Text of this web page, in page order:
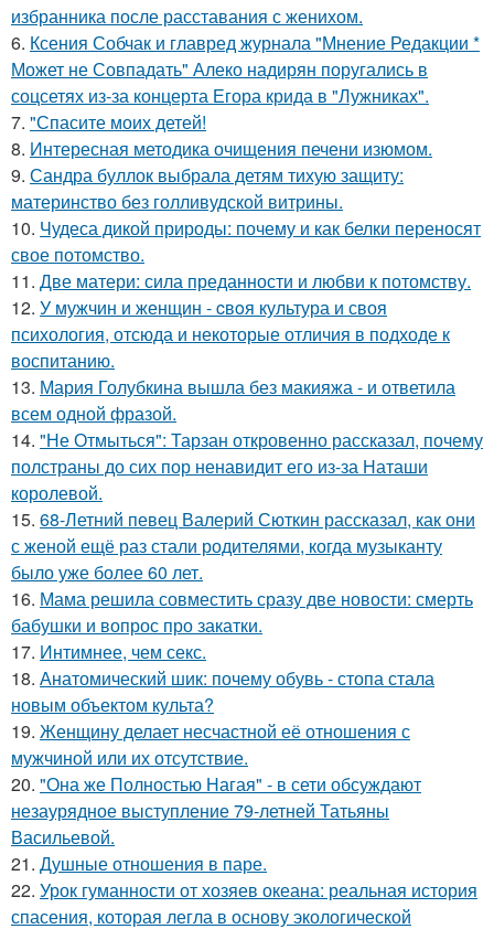
избранника после расставания с женихом.
6. Ксения Собчак и главред журнала "Мнение Редакции *
Может не Совпадать" Алеко надирян поругались в
соцсетях из-за концерта Егора крида в "Лужниках".
7. "Спасите моих детей!
8. Интересная методика очищения печени изюмом.
9. Сандра буллок выбрала детям тихую защиту:
материнство без голливудской витрины.
10. Чудеса дикой природы: почему и как белки переносят
свое потомство.
11. Две матери: сила преданности и любви к потомству.
12. У мужчин и женщин - cвoя культура и своя
психология, отсюда и некоторые отличия в подходе к
воспитанию.
13. Мария Голубкина вышла без макияжа - и ответила
всем одной фразой.
14. "Не Отмыться": Тарзан откровенно рассказал, почему
полстраны до сих пор ненавидит его из-за Наташи
королевой.
15. 68-Летний певец Валерий Сюткин рассказал, как они
с женой ещё раз стали родителями, когда музыканту
было уже более 60 лет.
16. Мама решила совместить сразу две новости: смерть
бабушки и вопрос про закатки.
17. Интимнее, чем секс.
18. Анатомический шик: почему обувь - стопа стала
новым объектом культа?
19. Женщину делает несчастной её отношения с
мужчиной или их отсутствие.
20. "Она же Полностью Нагая" - в сети обсуждают
незаурядное выступление 79-летней Татьяны
Васильевой.
21. Душные отношения в паре.
22. Урок гуманности от хозяев океана: реальная история
спасения, которая легла в основу экологической